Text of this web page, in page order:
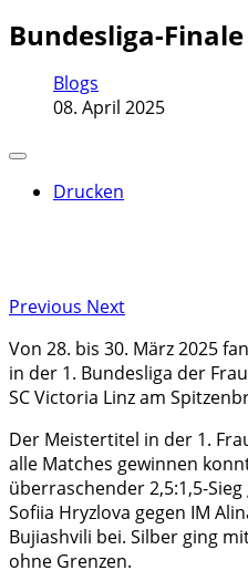
Bundesliga-
Blogs
08. April 2025
Drucken
Previous Next
Von 28. bis 30. März 2025
in der 1. Bundesliga der
SC Victoria Linz am
Der Meistertitel in der 1.
alle Matches gewinnen
überraschender 2,5:1,5-
Sofiia Hryzlova gegen IM
Bujiashvili bei. Silber ging
ohne Grenzen.